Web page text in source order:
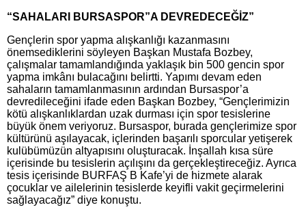
“SAHALARI BURSASPOR”A DEVREDECEĞİZ”
Gençlerin spor yapma alışkanlığı kazanmasını
önemsediklerini söyleyen Başkan Mustafa Bozbey,
çalışmalar tamamlandığında yaklaşık bin 500 gencin spor
yapma imkânı bulacağını belirtti. Yapımı devam eden
sahaların tamamlanmasının ardından Bursaspor’a
devredileceğini ifade eden Başkan Bozbey, “Gençlerimizin
kötü alışkanlıklardan uzak durması için spor tesislerine
büyük önem veriyoruz. Bursaspor, burada gençlerimize spor
kültürünü aşılayacak, içlerinden başarılı sporcular yetişerek
kulübümüzün altyapısını oluşturacak. İnşallah kısa süre
içerisinde bu tesislerin açılışını da gerçekleştireceğiz. Ayrıca
tesis içerisinde BURFAŞ B Kafe’yi de hizmete alarak
çocuklar ve ailelerinin tesislerde keyifli vakit geçirmelerini
sağlayacağız” diye konuştu.